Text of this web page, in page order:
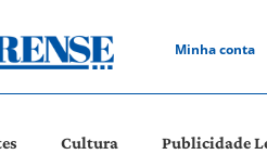
Minha conta
Cultura Publicidade